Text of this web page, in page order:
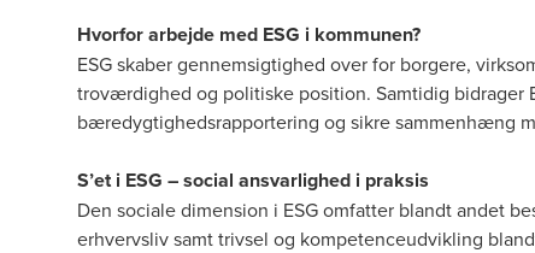
Hvorfor arbejde med ESG i kommunen?
ESG skaber gennemsigtighed over for borgere,
troværdighed og politiske position. Samtidig bidrager
bæredygtighedsrapportering og sikre sammenhæng
S’et i ESG – social ansvarlighed i praksis
Den sociale dimension i ESG omfatter blandt andet
erhvervsliv samt trivsel og kompetenceudvikling